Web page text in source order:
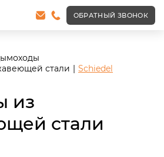
ОБРАТНЫЙ ЗВОНОК
стали
Schiedel
из
стали